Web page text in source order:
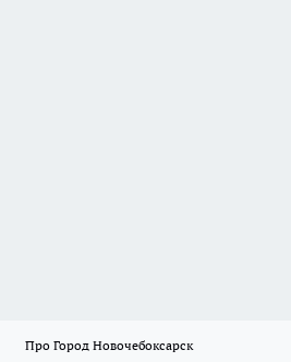
Про Город Новочебоксарск